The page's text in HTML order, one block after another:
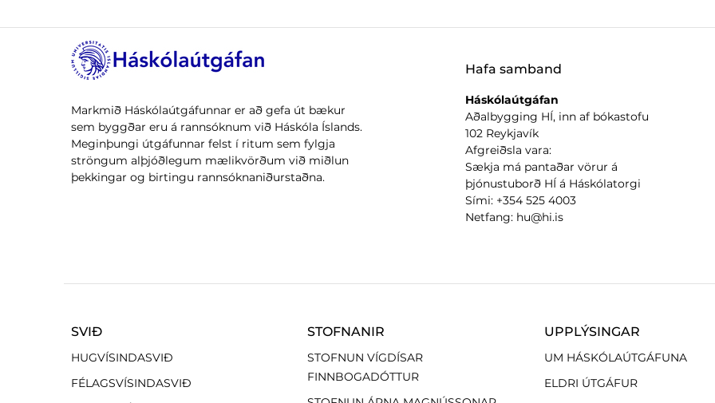
Markmið Háskólaútgáfunnar er að gefa út bækur
sem byggðar eru á rannsóknum við Háskóla Íslands.
Meginþungi útgáfunnar felst í ritum sem fylgja
ströngum alþjóðlegum mælikvörðum við miðlun
þekkingar og birtingu rannsóknaniðurstaðna.
Hafa samband
Háskólaútgáfan
Aðalbygging HÍ, inn af bókastofu
102 Reykjavík
Afgreiðsla vara:
Sækja má pantaðar vörur á
þjónustuborð HÍ á Háskólatorgi
Sími: +354 525 4003
Netfang: hu@hi.is
SVIÐ
HUGVÍSINDASVIÐ
FÉLAGSVÍSINDASVIÐ
STOFNANIR
STOFNUN VÍGDÍSAR
FINNBOGADÓTTUR
UPPLÝSINGAR
UM HÁSKÓLAÚTGÁFUNA
ELDRI ÚTGÁFUR